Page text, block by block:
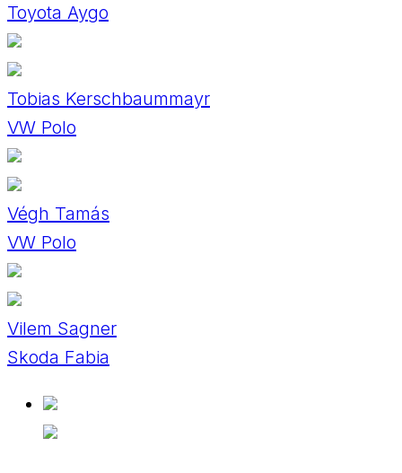
Toyota Aygo
Tobias Kerschbaummayr
VW Polo
Végh Tamás
VW Polo
Vilem Sagner
Skoda Fabia